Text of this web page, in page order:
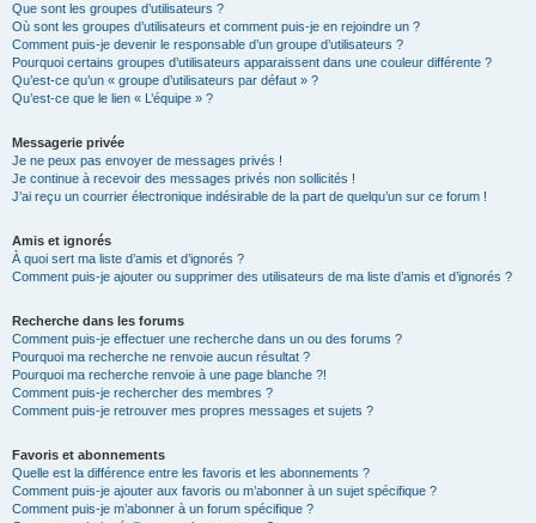
Que sont les groupes d’utilisateurs ?
Où sont les groupes d’utilisateurs et comment puis-je en rejoindre un ?
Comment puis-je devenir le responsable d’un groupe d’utilisateurs ?
Pourquoi certains groupes d’utilisateurs apparaissent dans une couleur différente ?
Qu’est-ce qu’un « groupe d’utilisateurs par défaut » ?
Qu’est-ce que le lien « L’équipe » ?
Messagerie privée
Je ne peux pas envoyer de messages privés !
Je continue à recevoir des messages privés non sollicités !
J’ai reçu un courrier électronique indésirable de la part de quelqu’un sur ce forum !
Amis et ignorés
À quoi sert ma liste d’amis et d’ignorés ?
Comment puis-je ajouter ou supprimer des utilisateurs de ma liste d’amis et d’ignorés ?
Recherche dans les forums
Comment puis-je effectuer une recherche dans un ou des forums ?
Pourquoi ma recherche ne renvoie aucun résultat ?
Pourquoi ma recherche renvoie à une page blanche ?!
Comment puis-je rechercher des membres ?
Comment puis-je retrouver mes propres messages et sujets ?
Favoris et abonnements
Quelle est la différence entre les favoris et les abonnements ?
Comment puis-je ajouter aux favoris ou m’abonner à un sujet spécifique ?
Comment puis-je m’abonner à un forum spécifique ?